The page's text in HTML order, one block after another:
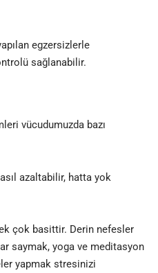
egzersizlerle
sağlanabilir.
vücudumuzda bazı
azaltabilir, hatta yok
çok basittir. Derin nefesler
saymak, yoga ve meditasyon
yapmak stresinizi